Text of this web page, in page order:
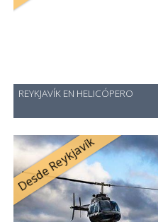
REYKJAVÍK EN HELICÓPERO
Desde Reykjavík